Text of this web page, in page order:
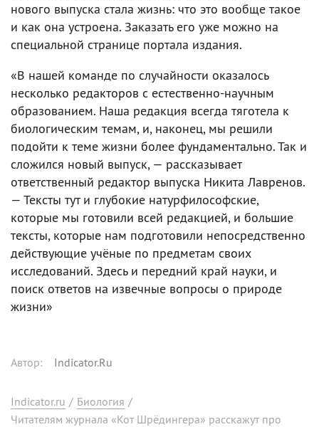
нового выпуска стала жизнь: что это вообще такое
и как она устроена. Заказать его уже можно на
специальной странице портала издания.
«В нашей команде по случайности оказалось
несколько редакторов с естественно-научным
образованием. Наша редакция всегда тяготела к
биологическим темам, и, наконец, мы решили
подойти к теме жизни более фундаментально. Так и
сложился новый выпуск, — рассказывает
ответственный редактор выпуска Никита Лавренов.
— Тексты тут и глубокие натурфилософские,
которые мы готовили всей редакцией, и большие
тексты, которые нам подготовили непосредственно
действующие учёные по предметам своих
исследований. Здесь и передний край науки, и
поиск ответов на извечные вопросы о природе
жизни»
Автор: Indicator.Ru
Indicator.ru / Биология /
Читателям журнала «Кот Шрёдингера» расскажут про